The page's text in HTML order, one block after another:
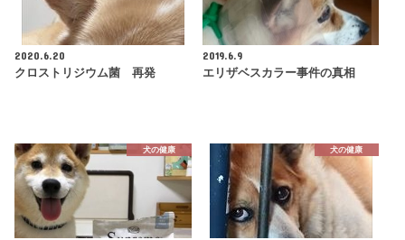
2020.6.20
クロストリジウム菌 再発
2019.6.9
エリザベスカラー事件の真相
犬の健康 犬の健康